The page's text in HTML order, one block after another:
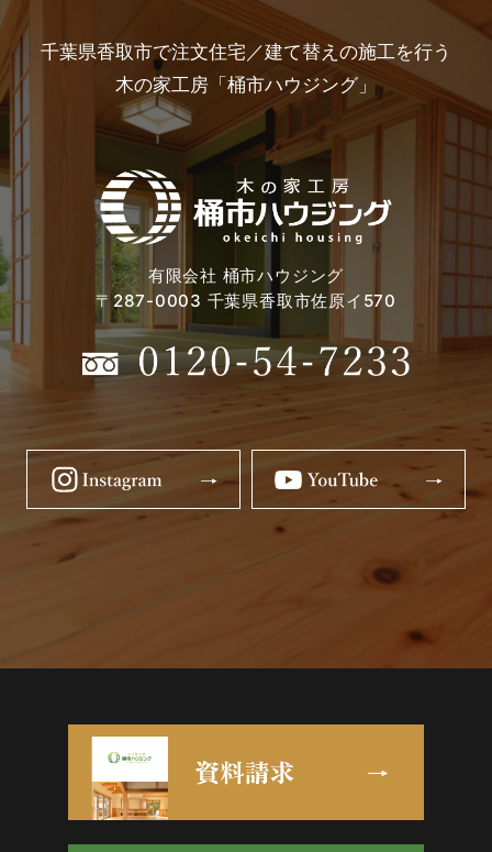
千葉県香取市で注文住宅／建て替えの施工を行う
木の家工房「桶市ハウジング」
有限会社 桶市ハウジング
〒287-0003 千葉県香取市佐原イ570